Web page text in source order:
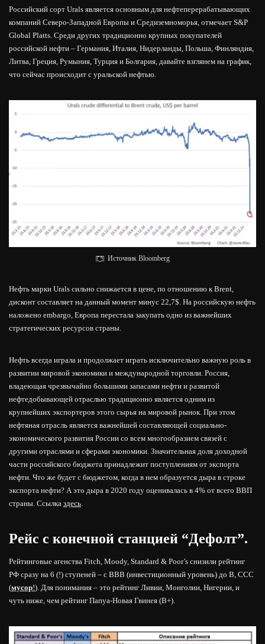
Российский сорт Urals является основным для нефтеперерабатывающих
компаний Северо-Западной Европы и Средиземноморья, отмечает S&P
Global Platts. Среди других традиционно крупных покупателей
российской нефти – Германия, Италия, Нидерланды, Польша, Финляндия,
Литва, Греция, Румыния, Турция и Болгария, давайте взглянем на график,
что сейчас происходит с уральской нефтью.
Источник Bloomberg
Нефть марки Urals сильно снижается в цене, по отношению к Brent,
дисконт составляет на данный момент минус 22,7$. На российскую нефть
наложено embargo, Европа перестала закупать одно из важнейших
стратегических ресурсов страны.
Нефть всегда играла и продолжает играть исключительно важную роль в
развитии мировой экономики и международной торговли. Россия,
владеющая чрезвычайно большими запасами нефти и развитой
нефтедобывающей отраслью традиционно является одним из
крупнейших экспортеров этого сырья на мировой рынок. При этом
нефтяная отрасль является важнейшей составляющей социально-
экономического развития России со всем многообразием связей с
другими отраслями и сферами экономики. Значительная доля доходной
части российского бюджета принадлежит поступлениям от экспорта
нефти. Что же будет с бюджетом, когда в нем образуется дыра в строке
экспорта нефти? А это дыра в 2020 году оценивалась в 4% от всего ВВП
страны. Ссылка здесь.
Рейс с конечной станцией “Дефолт”.
Рейтинговые агенства Fitch, Moody, Standard & Poor’s снизили рейтинг
РФ сразу на 6 (!) ступеней – с BBB (инвестиционный уровень) до B, ССС
(мусор!). Для понимания – это рейтинг Ливии, Монголии, Нигерии, и
чуть ниже, чем рейтинг Папуа-Новая Гвинея (B+).